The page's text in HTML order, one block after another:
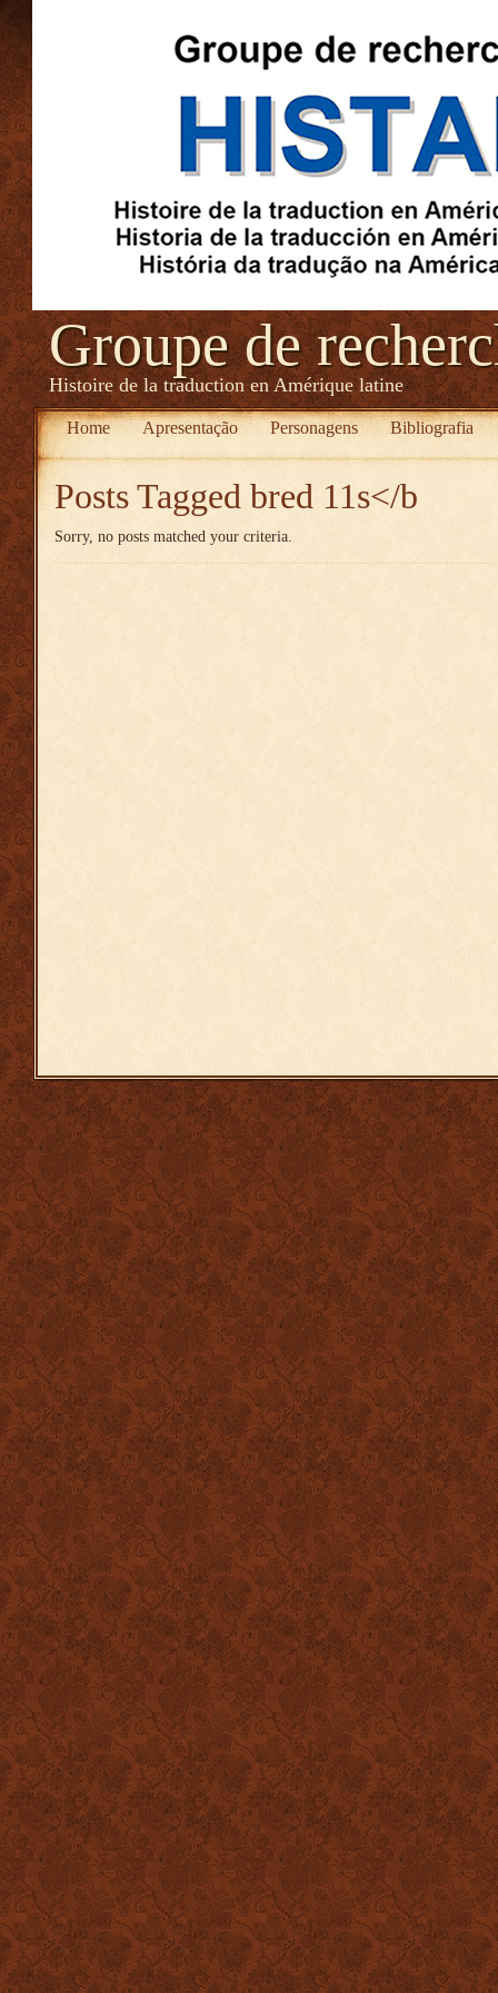
Groupe de
Histoire de la traduction en Amérique latine
Home Apresentação Personagens Bibliografia
Posts Tagged bred 11s</b
Sorry, no posts matched your criteria.